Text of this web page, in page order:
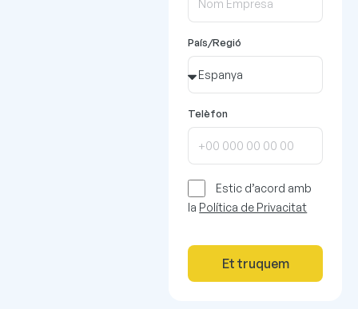
País/Regió
Telèfon
Estic d’acord amb
la Política de Privacitat
Et truquem